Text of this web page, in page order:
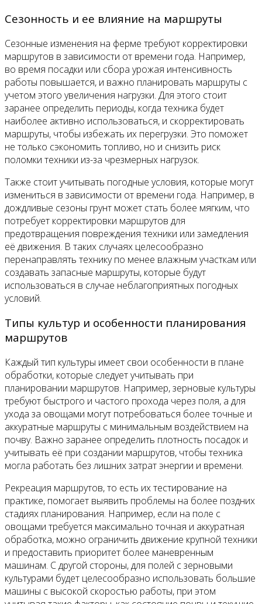
Сезонность и ее влияние на маршруты
Сезонные изменения на ферме требуют корректировки
маршрутов в зависимости от времени года. Например,
во время посадки или сбора урожая интенсивность
работы повышается, и важно планировать маршруты с
учетом этого увеличения нагрузки. Для этого стоит
заранее определить периоды, когда техника будет
наиболее активно использоваться, и скорректировать
маршруты, чтобы избежать их перегрузки. Это поможет
не только сэкономить топливо, но и снизить риск
поломки техники из-за чрезмерных нагрузок.
Также стоит учитывать погодные условия, которые могут
измениться в зависимости от времени года. Например, в
дождливые сезоны грунт может стать более мягким, что
потребует корректировки маршрутов для
предотвращения повреждения техники или замедления
её движения. В таких случаях целесообразно
перенаправлять технику по менее влажным участкам или
создавать запасные маршруты, которые будут
использоваться в случае неблагоприятных погодных
условий.
Типы культур и особенности планирования
маршрутов
Каждый тип культуры имеет свои особенности в плане
обработки, которые следует учитывать при
планировании маршрутов. Например, зерновые культуры
требуют быстрого и частого прохода через поля, а для
ухода за овощами могут потребоваться более точные и
аккуратные маршруты с минимальным воздействием на
почву. Важно заранее определить плотность посадок и
учитывать её при создании маршрутов, чтобы техника
могла работать без лишних затрат энергии и времени.
Рекреация маршрутов, то есть их тестирование на
практике, помогает выявить проблемы на более поздних
стадиях планирования. Например, если на поле с
овощами требуется максимально точная и аккуратная
обработка, можно ограничить движение крупной техники
и предоставить приоритет более маневренным
машинам. С другой стороны, для полей с зерновыми
культурами будет целесообразно использовать большие
машины с высокой скоростью работы, при этом